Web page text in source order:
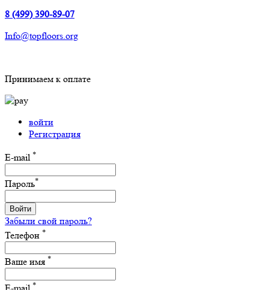
8 (499) 390-89-07
Info@topfloors.org
Принимаем к оплате
войти
Регистрация
E-mail *
Пароль*
Войти
Забыли свой пароль?
Телефон *
Ваше имя *
*